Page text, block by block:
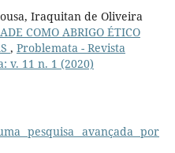
Iraquitan de Oliveira
COMO ABRIGO ÉTICO
, Problemata - Revista
v. 11 n. 1 (2020)
pesquisa avançada por